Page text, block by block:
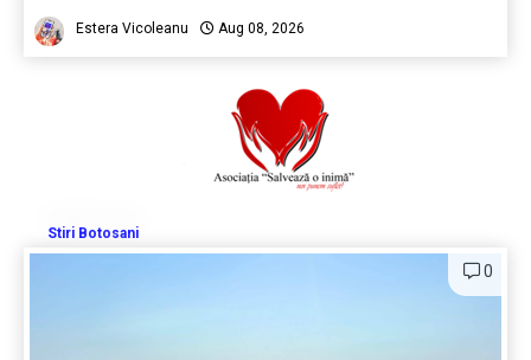
Estera Vicoleanu Aug 08, 2026
Stiri Botosani
0